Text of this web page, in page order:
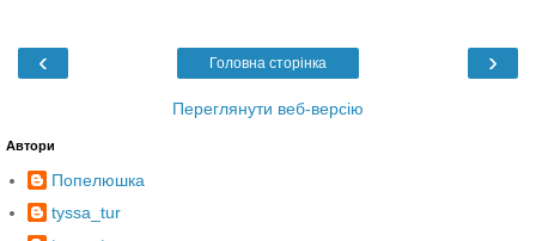
‹ ›
Головна сторінка
Переглянути веб-версію
Автори
Попелюшка
tyssa_tur